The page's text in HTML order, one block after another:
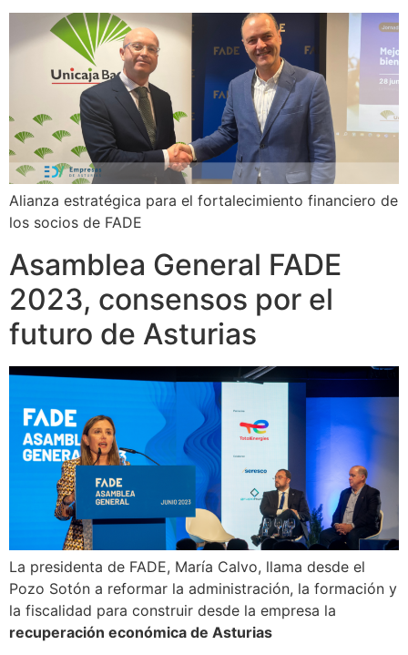
Alianza estratégica para el fortalecimiento financiero de
los socios de FADE
Asamblea General FADE
2023, consensos por el
futuro de Asturias
La presidenta de FADE, María Calvo, llama desde el
Pozo Sotón a reformar la administración, la formación y
la fiscalidad para construir desde la empresa la
recuperación económica de Asturias